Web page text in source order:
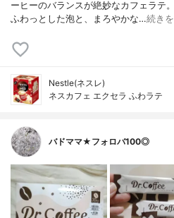
ーヒーのバランスが絶妙なカフェラテ
ふわっとした泡と、まろやかな…続き
Nestle(ネスレ)
ネスカフェ エクセラ ふわラテ
バドママ★フォロバ100◎